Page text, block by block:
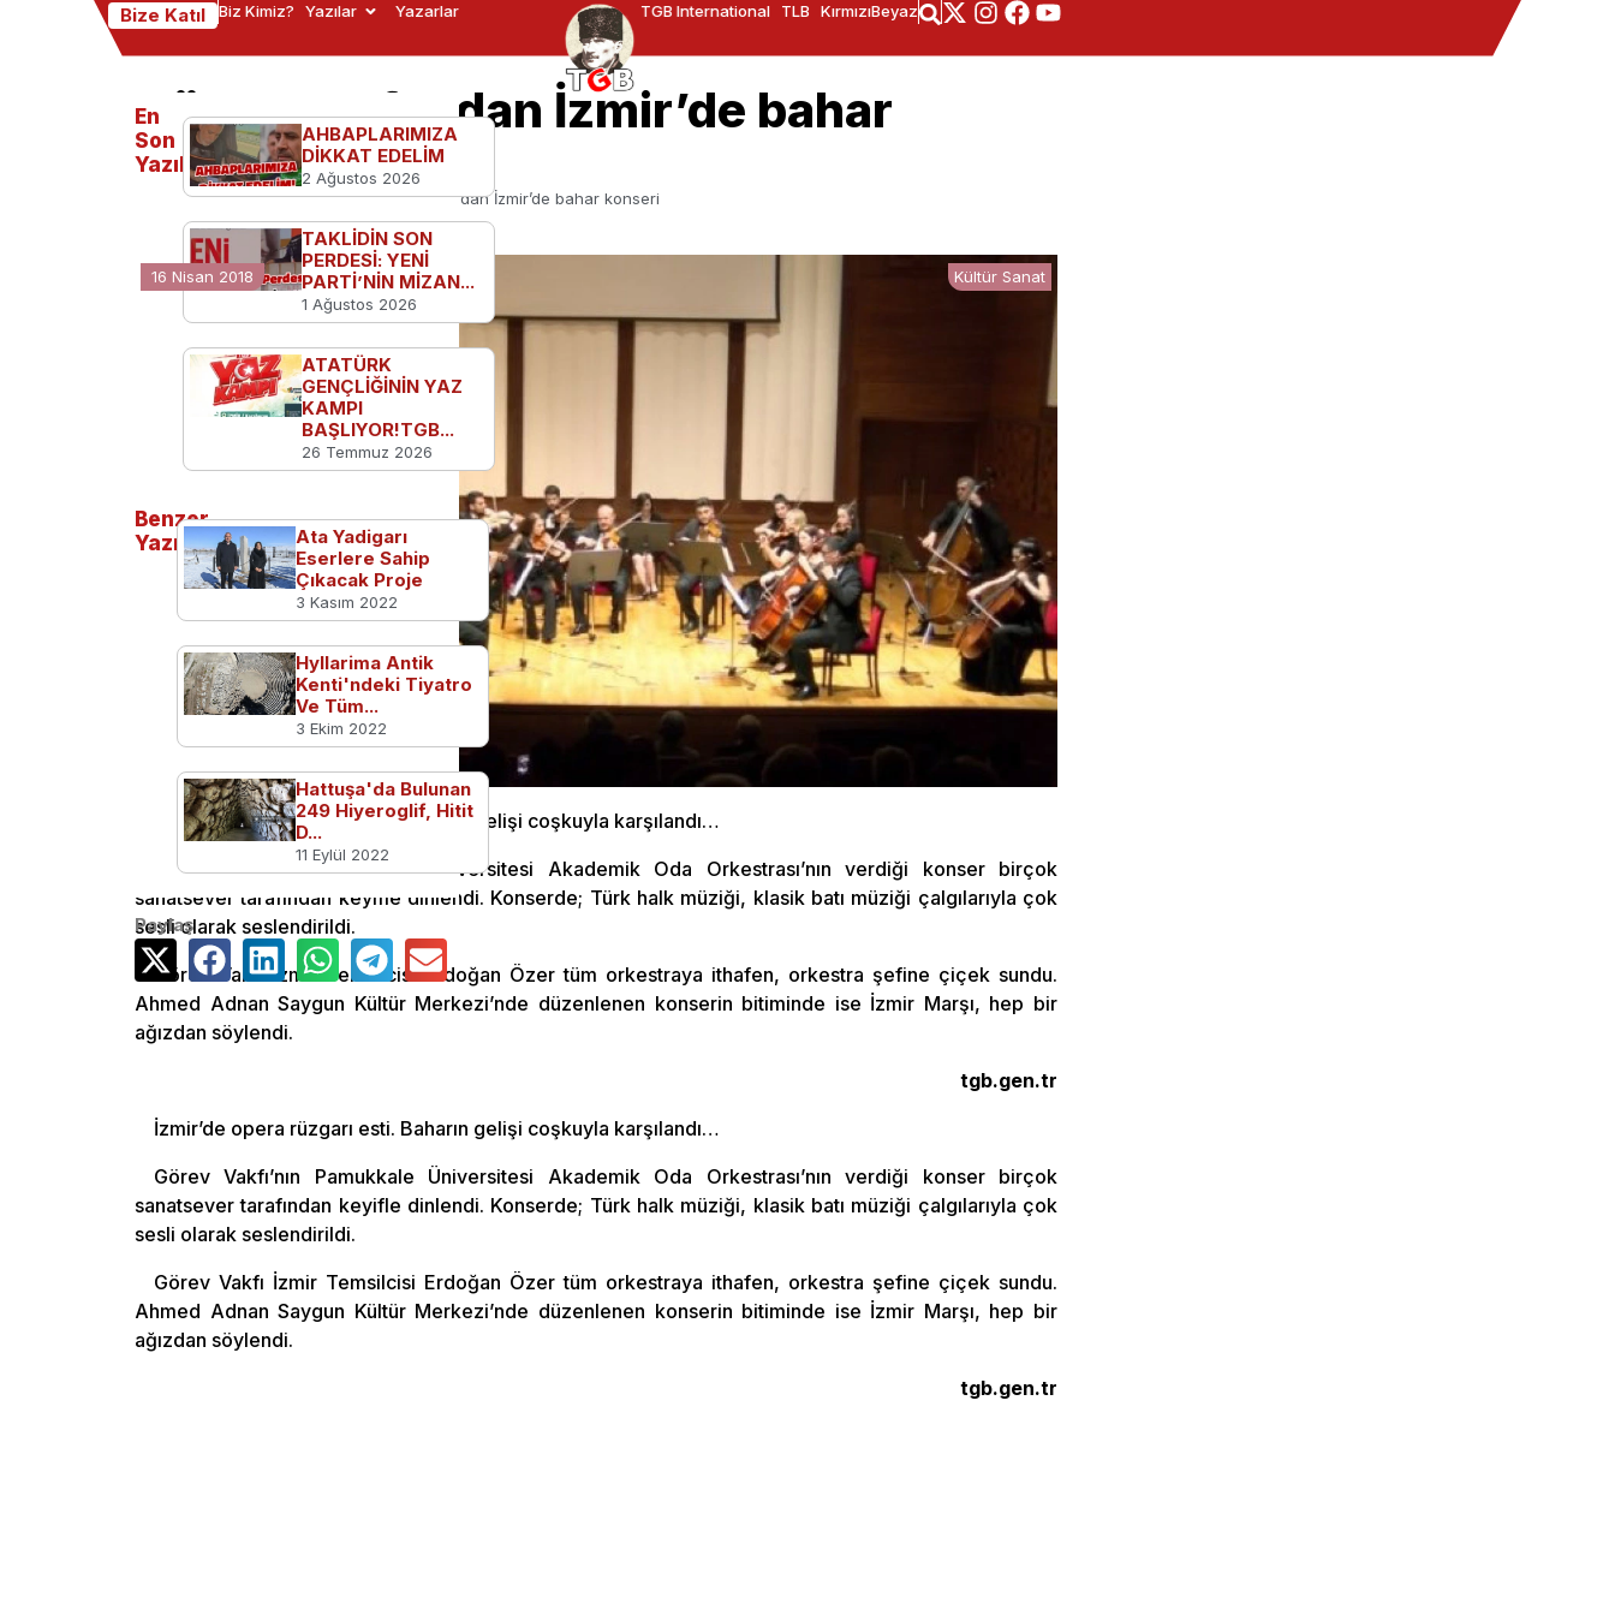
Bize Katıl Biz Kimiz? Yazılar Yazarlar TGB International TLB KırmızıBeyaz
Görev Vakfı’ndan İzmir’de bahar
konseri
Ana Sayfa Kültür Sanat Görev Vakfı’ndan İzmir’de bahar konseri
16 Nisan 2018 Kültür Sanat
İzmir’de opera rüzgarı esti. Baharın gelişi coşkuyla karşılandı…
Görev Vakfı’nın Pamukkale Üniversitesi Akademik Oda Orkestrası’nın verdiği konser birçok
sanatsever tarafından keyifle dinlendi. Konserde; Türk halk müziği, klasik batı müziği çalgılarıyla çok
sesli olarak seslendirildi.
Görev Vakfı İzmir Temsilcisi Erdoğan Özer tüm orkestraya ithafen, orkestra şefine çiçek sundu.
Ahmed Adnan Saygun Kültür Merkezi’nde düzenlenen konserin bitiminde ise İzmir Marşı, hep bir
ağızdan söylendi.
tgb.gen.tr
İzmir’de opera rüzgarı esti. Baharın gelişi coşkuyla karşılandı…
Görev Vakfı’nın Pamukkale Üniversitesi Akademik Oda Orkestrası’nın verdiği konser birçok
sanatsever tarafından keyifle dinlendi. Konserde; Türk halk müziği, klasik batı müziği çalgılarıyla çok
sesli olarak seslendirildi.
Görev Vakfı İzmir Temsilcisi Erdoğan Özer tüm orkestraya ithafen, orkestra şefine çiçek sundu.
Ahmed Adnan Saygun Kültür Merkezi’nde düzenlenen konserin bitiminde ise İzmir Marşı, hep bir
ağızdan söylendi.
tgb.gen.tr
En
Son
Yazılanlar
AHBAPLARIMIZA
DİKKAT EDELİM
2 Ağustos 2026
TAKLİDİN SON
PERDESİ: YENİ
PARTİ’NİN MİZAN...
1 Ağustos 2026
ATATÜRK
GENÇLİĞİNİN YAZ
KAMPI
BAŞLIYOR!TGB...
26 Temmuz 2026
Benzer
Yazılar
Ata Yadigarı
Eserlere Sahip
Çıkacak Proje
3 Kasım 2022
Hyllarima Antik
Kenti'ndeki Tiyatro
Ve Tüm...
3 Ekim 2022
Hattuşa'da Bulunan
249 Hiyeroglif, Hitit
D...
11 Eylül 2022
Paylaş